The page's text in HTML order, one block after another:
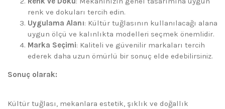
renk ve dokuları tercih edin.
Uygulama Alanı: Kültür tuğlasının kullanılacağı alana
uygun ölçü ve kalınlıkta modelleri seçmek önemlidir.
Marka Seçimi: Kaliteli ve güvenilir markaları tercih
ederek daha uzun ömürlü bir sonuç elde edebilirsiniz.
Sonuç olarak:
Kültür tuğlası, mekanlara estetik, şıklık ve doğallık